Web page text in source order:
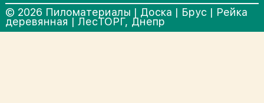
© 2026 Пиломатериалы | Доска | Брус | Рейка
деревянная | ЛесТОРГ, Днепр